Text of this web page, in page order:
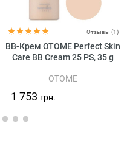
Отзывы (1)
ВВ-Крем OTOME Perfect Skin
Care BB Cream 25 PS, 35 g
OTOME
1 753 грн.